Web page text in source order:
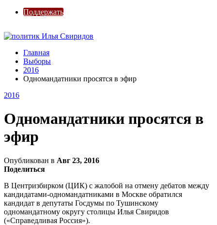
Поддержать
Главная
Выборы
2016
Одномандатники просятся в эфир
2016
Одномандатники просятся в
эфир
Опубликован в Авг 23, 2016
Поделиться
В Центризбирком (ЦИК) с жалобой на отмену дебатов между
кандидатами-одномандатниками в Москве обратился
кандидат в депутаты Госдумы по Тушинскому
одномандатному округу столицы Илья Свиридов
(«Справедливая Россия»).